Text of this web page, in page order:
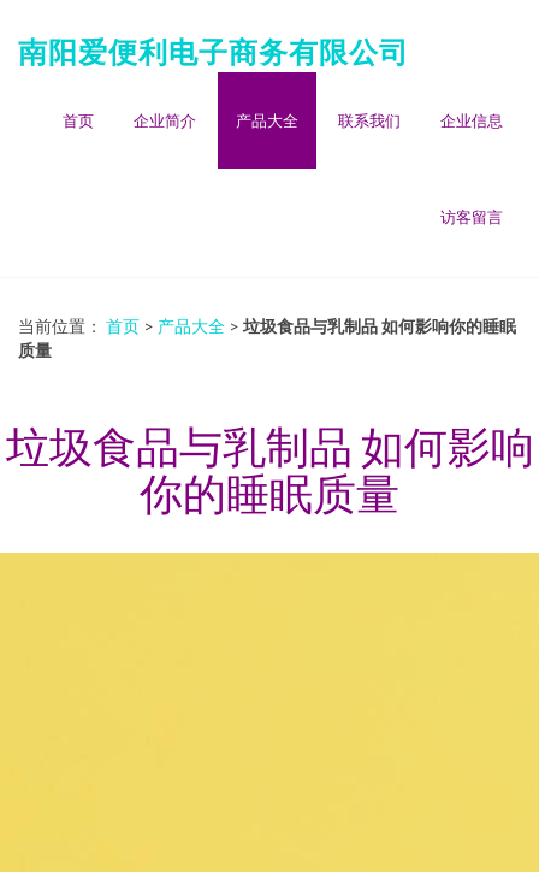
南阳爱便利电子商务有限公司
首页 企业简介 产品大全 联系我们 企业信息
访客留言
当前位置： 首页 > 产品大全 > 垃圾食品与乳制品 如何影响你的睡眠
质量
垃圾食品与乳制品 如何影响
你的睡眠质量